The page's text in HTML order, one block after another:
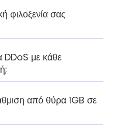
φιλοξενία σας
DDoS με κάθε
από θύρα 1GB σε